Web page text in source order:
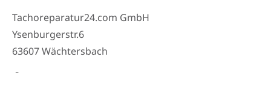
Tachoreparatur24.com GmbH
Ysenburgerstr.6
63607 Wächtersbach
Contact